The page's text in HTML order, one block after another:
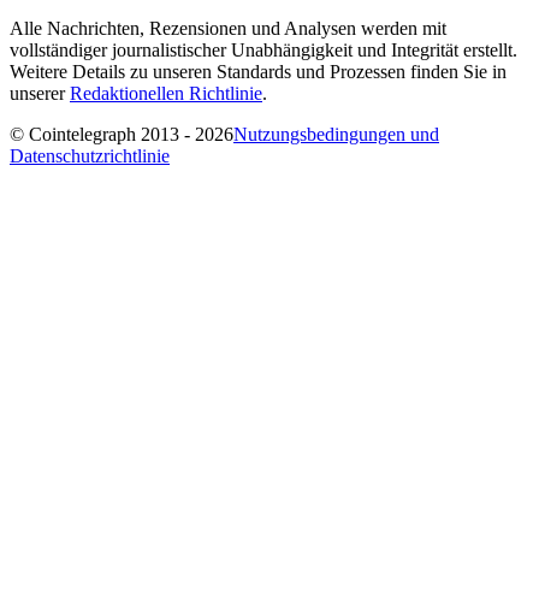
Alle Nachrichten, Rezensionen und Analysen werden mit
vollständiger journalistischer Unabhängigkeit und Integrität erstellt.
Weitere Details zu unseren Standards und Prozessen finden Sie in
unsererRedaktionellen Richtlinie.
© Cointelegraph 2013 - 2026Nutzungsbedingungen und
Datenschutzrichtlinie